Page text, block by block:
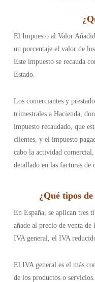
¿
El Impuesto al Valor
un porcentaje el valor de
Este impuesto se recauda
Estado.
Los comerciantes y
trimestrales a Hacienda,
impuesto recaudado, que
clientes, y el impuesto
cabo la actividad
detallado en las facturas de
¿Qué tipos
En España, se aplican tres
añade al precio de venta
IVA general, el IVA
El IVA general es el más
de los productos o